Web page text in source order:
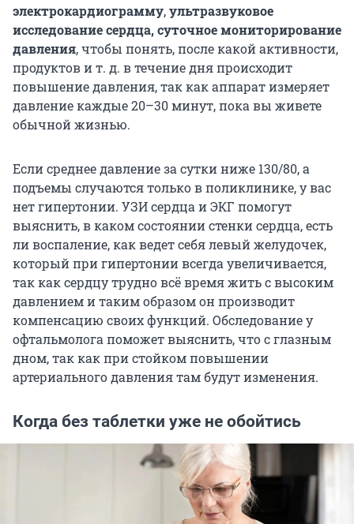
электрокардиограмму,ультразвуковое
исследование сердца, суточное мониторирование
давления, чтобы понять, после какой активности,
продуктов и т. д. в течение дня происходит
повышение давления, так как аппарат измеряет
давление каждые 20–30 минут, пока вы живете
обычной жизнью.
Если среднее давление за сутки ниже 130/80, а
подъемы случаются только в поликлинике, у вас
нет гипертонии. УЗИ сердца и ЭКГ помогут
выяснить, в каком состоянии стенки сердца, есть
ли воспаление, как ведет себя левый желудочек,
который при гипертонии всегда увеличивается,
так как сердцу трудно всё время жить с высоким
давлением и таким образом он производит
компенсацию своих функций. Обследование у
офтальмолога поможет выяснить, что с глазным
дном, так как при стойком повышении
артериального давления там будут изменения.
Когда без таблетки уже не обойтись